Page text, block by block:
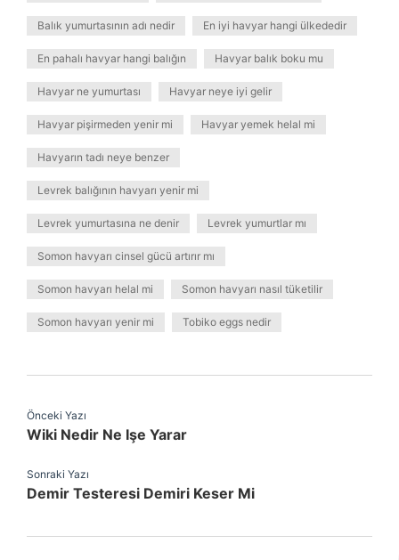
Balık yumurtasının adı nedir En iyi havyar hangi ülkededir
En pahalı havyar hangi balığın Havyar balık boku mu
Havyar ne yumurtası Havyar neye iyi gelir
Havyar pişirmeden yenir mi Havyar yemek helal mi
Havyarın tadı neye benzer
Levrek balığının havyarı yenir mi
Levrek yumurtasına ne denir Levrek yumurtlar mı
Somon havyarı cinsel gücü artırır mı
Somon havyarı helal mi Somon havyarı nasıl tüketilir
Somon havyarı yenir mi Tobiko eggs nedir
Önceki Yazı
Wiki Nedir Ne Işe Yarar
Sonraki Yazı
Demir Testeresi Demiri Keser Mi